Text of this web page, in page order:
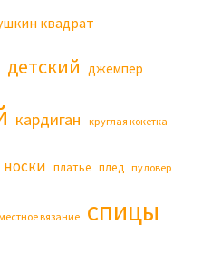
квадрат
детский джемпер
кардиган круглая кокетка
носки платье плед пуловер
вязание спицы